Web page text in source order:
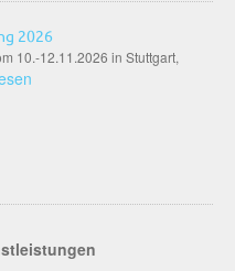
2026
10.-12.11.2026 in Stuttgart,